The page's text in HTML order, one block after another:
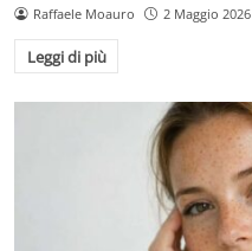
Raffaele Moauro 2 Maggio 2026
Leggi di più